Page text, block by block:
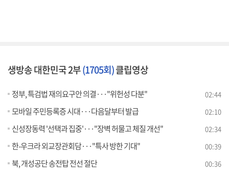
생방송 대한민국 2부(1705회)클립영상
정부, 특검법 재의요구안 의결···"위헌성 다분" 02:44
모바일 주민등록증 시대···다음달부터 발급 02:10
신성장동력 '선택과 집중'···"장벽 허물고 체질 개선" 02:34
한-우크라 외교장관회담···"특사 방한 기대" 00:39
북, 개성공단 송전탑 전선 절단 00:36